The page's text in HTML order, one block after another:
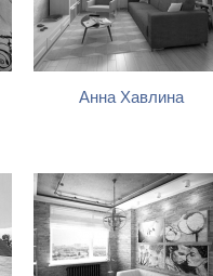
Анна Хавлина